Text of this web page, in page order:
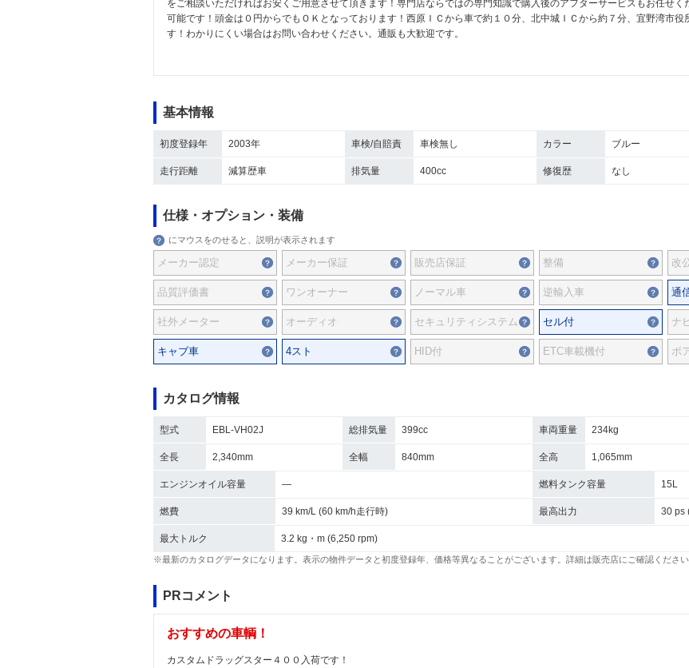
をご相談いただければお安くご用意させて頂きます！専門店ならではの専門知識で購入後のアフターサービスもお任せ
可能です！頭金は０円からでもＯＫとなっております！西原ＩＣから車で約１０分、北中城ＩＣから約７分、宜野湾市
す！わかりにくい場合はお問い合わせください。通販も大歓迎です。
基本情報
初度登録年 2003年 車検/自賠責 車検無し カラー ブルー
走行距離 減算歴車 排気量 400cc 修復歴 なし
仕様・オプション・装備
にマウスをのせると、説明が表示されます
メーカー認定 メーカー保証 販売店保証 整備 改
品質評価書 ワンオーナー ノーマル車 逆輸入車 通
社外メーター オーディオ セキュリティシステム セル付 ナ
キャブ車 4スト HID付 ETC車載機付 ボ
カタログ情報
型式 EBL-VH02J 総排気量 399cc 車両重量 234kg
全長 2,340mm 全幅 840mm 全高 1,065mm
エンジンオイル容量 ― 燃料タンク容量 15L
燃費 39 km/L (60 km/h走行時) 最高出力 30 ps
最大トルク 3.2 kg・m (6,250 rpm)
※最新のカタログデータになります。表示の物件データと初度登録年、価格等異なることがございます。詳細は販売店にご確認ください
PRコメント
おすすめの車輌！
カスタムドラッグスター４００入荷です！